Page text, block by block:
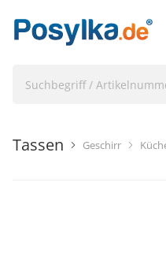
Geschirr
Tassen